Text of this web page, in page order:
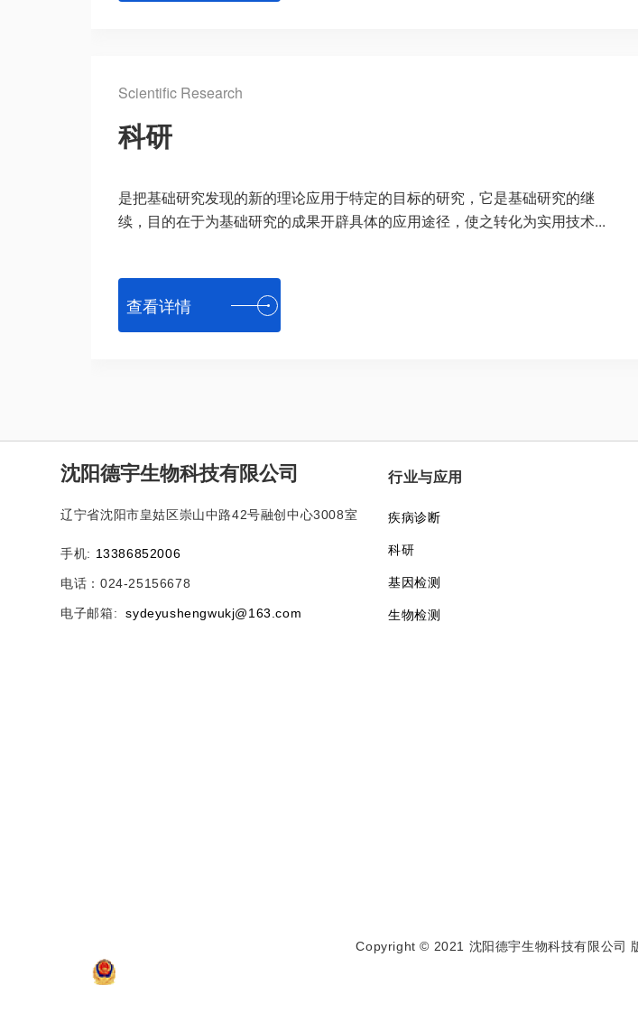
Scientific Research
科研
是把基础研究发现的新的理论应用于特定的目标的研究，它是基础研究的继
续，目的在于为基础研究的成果开辟具体的应用途径，使之转化为实用技术...
查看详情
沈阳德宇生物科技有限公司
辽宁省沈阳市皇姑区崇山中路42号融创中心3008室
手机: 13386852006
电话：024-25156678
电子邮箱:sydeyushengwukj@163.com
行业与应用
疾病诊断
科研
基因检测
生物检测
Copyright © 2021 沈阳德宇生物科技有限公司